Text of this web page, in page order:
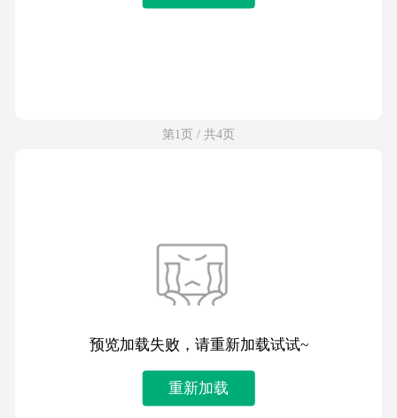
第1页 / 共4页
预览加载失败，请重新加载试试~
重新加载